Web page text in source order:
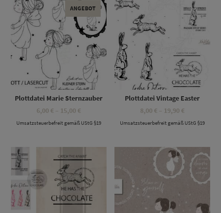
ANGEBOT
Plottdatei Marie Sternzauber
6,00 € – 15,00 €
bis
Umsatzsteuerbefreit gemäß UStG §19
Plottdatei Vintage Easter
8,00 € – 19,90 €
bis
Umsatzsteuerbefreit gemäß UStG §19
Dieses Produkt weist mehrere Varianten auf. Die Optionen können auf der Produktseite gewählt werden Dieses Produkt weist mehrere Varianten auf. Die Optionen können auf der Produktseite gewählt werden